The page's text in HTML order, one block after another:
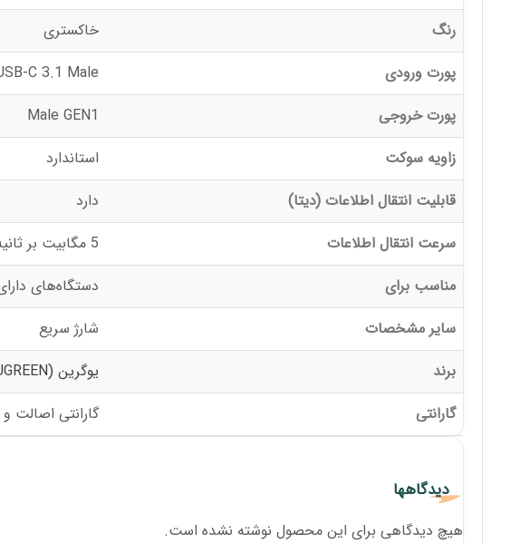
رنگ
خاکستری
پورت ورودی
C 3.1 Male
پورت خروجی
Male GEN1
زاویه سوکت
استاندارد
قابلیت انتقال اطلاعات (دیتا)
دارد
سرعت انتقال اطلاعات
5 مگابیت بر ثانیه
مناسب برای
دستگاه‌های
سایر مشخصات
شارژ سریع
برند
یوگرین (UGREEN)
گارانتی
گارانتی اصالت
دیدگاهها
هیچ دیدگاهی برای این محصول نوشته نشده است.